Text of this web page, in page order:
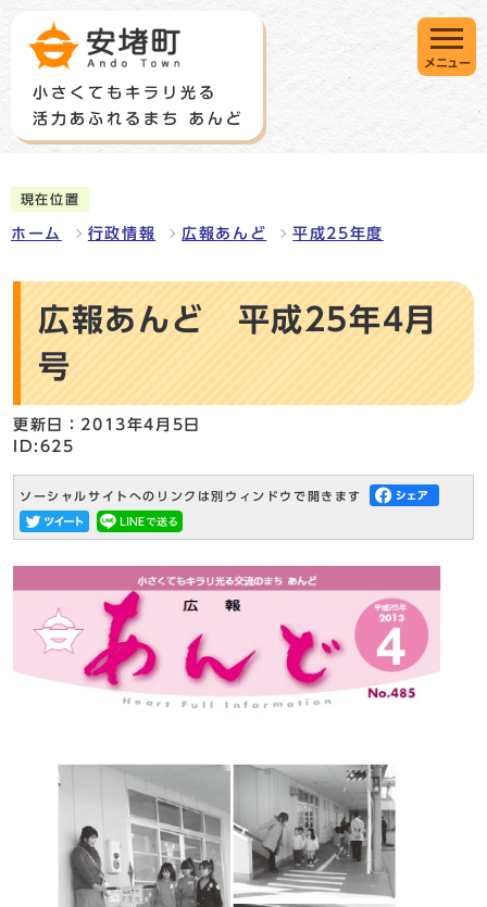
メニュー
現在位置
ホーム 行政情報 広報あんど 平成25年度
広報あんど 平成25年4月
号
更新日：2013年4月5日
ID:625
ソーシャルサイトへのリンクは別ウィンドウで開きます